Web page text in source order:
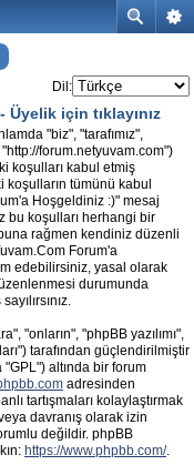
Dil:
Üyelik için tıklayınız
"biz", "tarafımız",
forum.netyuvam.com")
koşulları kabul etmiş
koşulların tümünü kabul
Hoşgeldiniz :)" mesaj
bu koşulları herhangi bir
rağmen kendiniz düzenli
Forum'a
edebilirsiniz, yasal olarak
durumunda
"onların", "phpBB yazılımı",
tarafından güçlendirilmiştir
altında bir forum
adresinden
tartışmaları kolaylaştırmak
davranış olarak izin
değildir. phpBB
https://www.phpbb.com/.